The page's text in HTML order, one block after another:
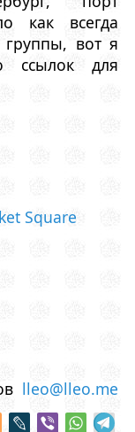
как всегда
группы, вот я
ссылок для
Square
lleo@lleo.me